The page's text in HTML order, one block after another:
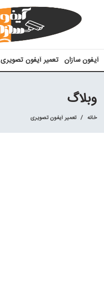
آیفون سازان تعمیر آیفون تصویری
وبلاگ
خانه تعمیر آیفون تصویری